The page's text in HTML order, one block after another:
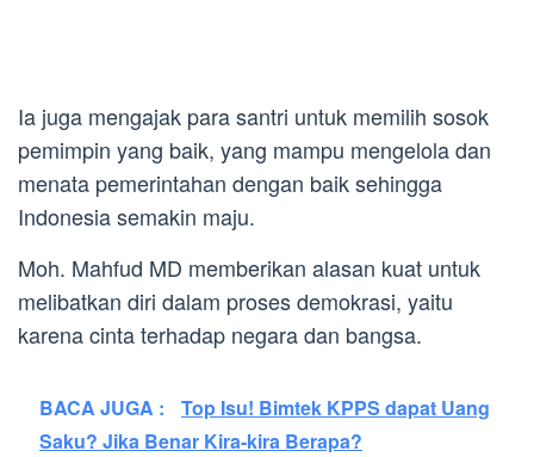
Ia juga mengajak para santri untuk memilih sosok
pemimpin yang baik, yang mampu mengelola dan
menata pemerintahan dengan baik sehingga
Indonesia semakin maju.
Moh. Mahfud MD memberikan alasan kuat untuk
melibatkan diri dalam proses demokrasi, yaitu
karena cinta terhadap negara dan bangsa.
BACA JUGA :
Top Isu! Bimtek KPPS dapat Uang
Saku? Jika Benar Kira-kira Berapa?